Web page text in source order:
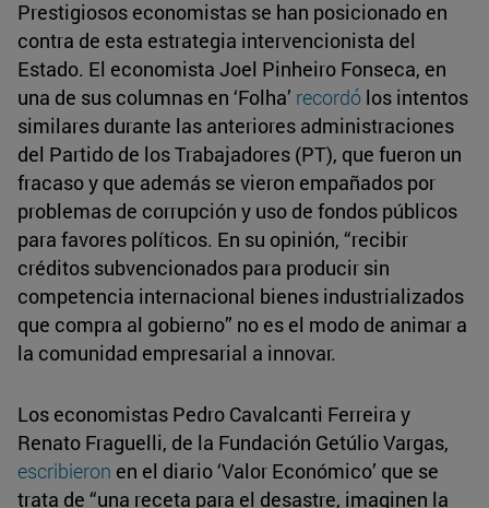
Prestigiosos economistas se han posicionado en
contra de esta estrategia intervencionista del
Estado. El economista Joel Pinheiro Fonseca, en
una de sus columnas en ‘Folha’ recordó los intentos
similares durante las anteriores administraciones
del Partido de los Trabajadores (PT), que fueron un
fracaso y que además se vieron empañados por
problemas de corrupción y uso de fondos públicos
para favores políticos. En su opinión, “recibir
créditos subvencionados para producir sin
competencia internacional bienes industrializados
que compra al gobierno” no es el modo de animar a
la comunidad empresarial a innovar.
Los economistas Pedro Cavalcanti Ferreira y
Renato Fraguelli, de la Fundación Getúlio Vargas,
escribieron en el diario ‘Valor Económico’ que se
trata de “una receta para el desastre, imaginen la